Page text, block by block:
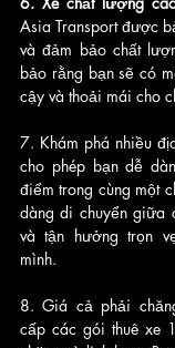
Asia Transport được
và đảm bảo chất
bảo rằng bạn sẽ có
cậy và thoải mái cho
7. Khám phá nhiều
cho phép bạn dễ
điểm trong cùng một
dàng di chuyển giữa
và tận hưởng trọn
mình.
8. Giá cả phải
cấp các gói thuê xe